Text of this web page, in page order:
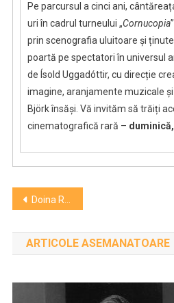
Pe parcursul a cinci ani,
uri în cadrul turneului „Cornucopia
prin scenografia uluitoare și
poartă pe spectatori în universul
de Ísold Uggadóttir, cu direcție
imagine, aranjamente muzicale
Björk însăși. Vă invităm să trăiți
cinematografică rară –
Navigare
în
articole
Doina Ruști, în dialog cu clujenii despre imaginar în literatură. Două întâlniri despre cel romanul ”Ferenike”
ARTICOLE ASEMANATOARE